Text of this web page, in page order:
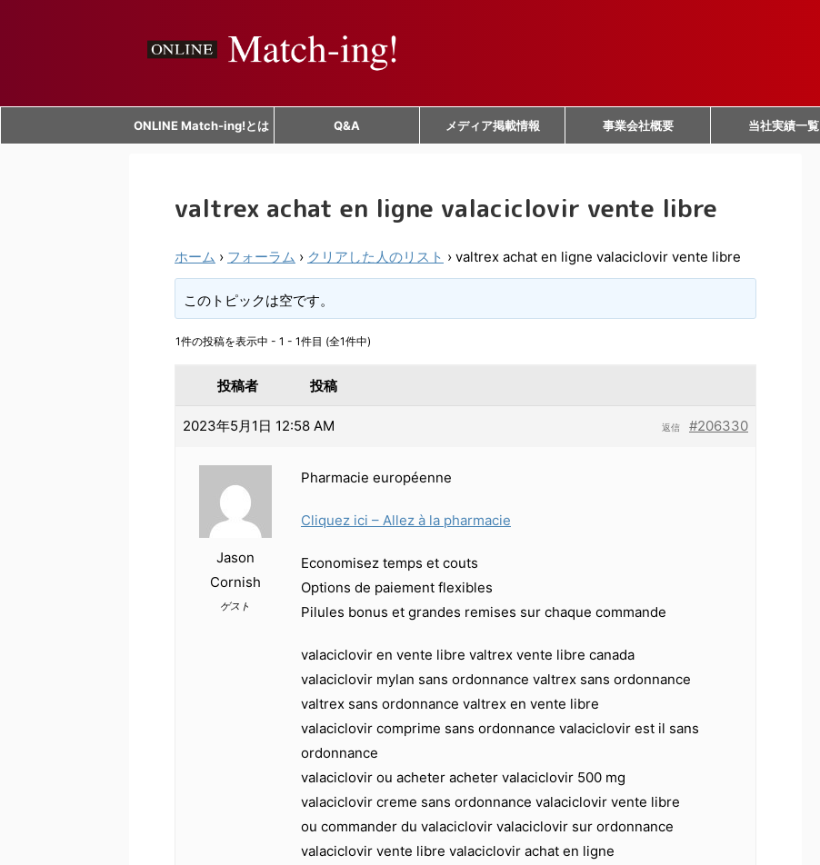
ONLINE Match-ing!とは Q&A メディア掲載情報 事業会社概要 当社実績一覧
valtrex achat en ligne valaciclovir vente libre
ホーム › フォーラム › クリアした人のリスト › valtrex achat en ligne valaciclovir vente libre
このトピックは空です。
1件の投稿を表示中 - 1 - 1件目 (全1件中)
投稿者 投稿
2023年5月1日 12:58 AM #206330
返信
Jason
Cornish
ゲスト
Pharmacie européenne
Cliquez ici – Allez à la pharmacie
Economisez temps et couts
Options de paiement flexibles
Pilules bonus et grandes remises sur chaque commande
valaciclovir en vente libre valtrex vente libre canada
valaciclovir mylan sans ordonnance valtrex sans ordonnance
valtrex sans ordonnance valtrex en vente libre
valaciclovir comprime sans ordonnance valaciclovir est il sans
ordonnance
valaciclovir ou acheter acheter valaciclovir 500 mg
valaciclovir creme sans ordonnance valaciclovir vente libre
ou commander du valaciclovir valaciclovir sur ordonnance
valaciclovir vente libre valaciclovir achat en ligne